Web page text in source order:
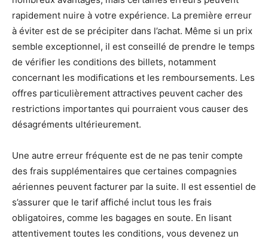
rapidement nuire à votre expérience. La première erreur
à éviter est de se précipiter dans l’achat. Même si un prix
semble exceptionnel, il est conseillé de prendre le temps
de vérifier les conditions des billets, notamment
concernant les modifications et les remboursements. Les
offres particulièrement attractives peuvent cacher des
restrictions importantes qui pourraient vous causer des
désagréments ultérieurement.
Une autre erreur fréquente est de ne pas tenir compte
des frais supplémentaires que certaines compagnies
aériennes peuvent facturer par la suite. Il est essentiel de
s’assurer que le tarif affiché inclut tous les frais
obligatoires, comme les bagages en soute. En lisant
attentivement toutes les conditions, vous devenez un